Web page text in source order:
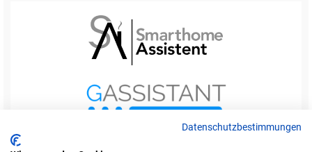
Datenschutzbestimmungen